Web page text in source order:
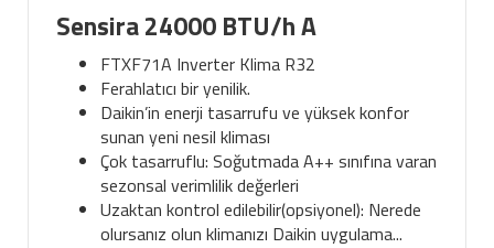
Sensira 24000 BTU/h A
FTXF71A Inverter Klima R32
Ferahlatıcı bir yenilik.
Daikin’in enerji tasarrufu ve yüksek konfor
sunan yeni nesil kliması
Çok tasarruflu: Soğutmada A++ sınıfına varan
sezonsal verimlilik değerleri
Uzaktan kontrol edilebilir(opsiyonel): Nerede
olursanız olun klimanızı Daikin uygulama...